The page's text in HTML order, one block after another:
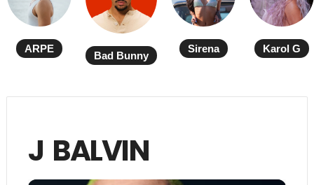
ARPE
Bad Bunny
Sirena Karol G
J BALVIN